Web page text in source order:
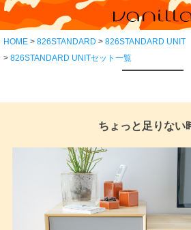
HOME 826STANDARD
826STANDARD UNIT
826STANDARD UNITセット一覧
ちょっと足りない